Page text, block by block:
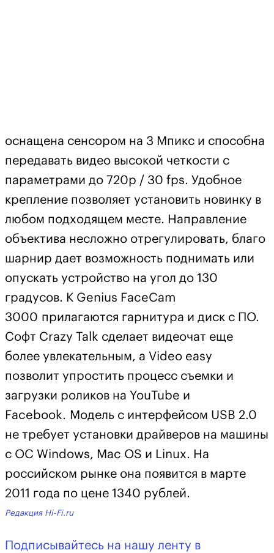
оснащена сенсором на 3 Мпикс и способна
передавать видео высокой четкости с
параметрами до 720p / 30 fps. Удобное
крепление позволяет установить новинку в
любом подходящем месте. Направление
объектива несложно отрегулировать, благо
шарнир дает возможность поднимать или
опускать устройство на угол до 130
градусов. К Genius FaceCam
3000 прилагаются гарнитура и диск с ПО.
Софт Crazy Talk сделает видеочат еще
более увлекательным, а Video easy
позволит упростить процесс съемки и
загрузки роликов на YouTube и
Facebook. Модель с интерфейсом USB 2.0
не требует установки драйверов на машины
с ОС Windows, Mac OS и Linux. На
российском рынке она появится в марте
2011 года по цене 1340 рублей.
Редакция Hi-Fi.ru
Подписывайтесь на нашу ленту в